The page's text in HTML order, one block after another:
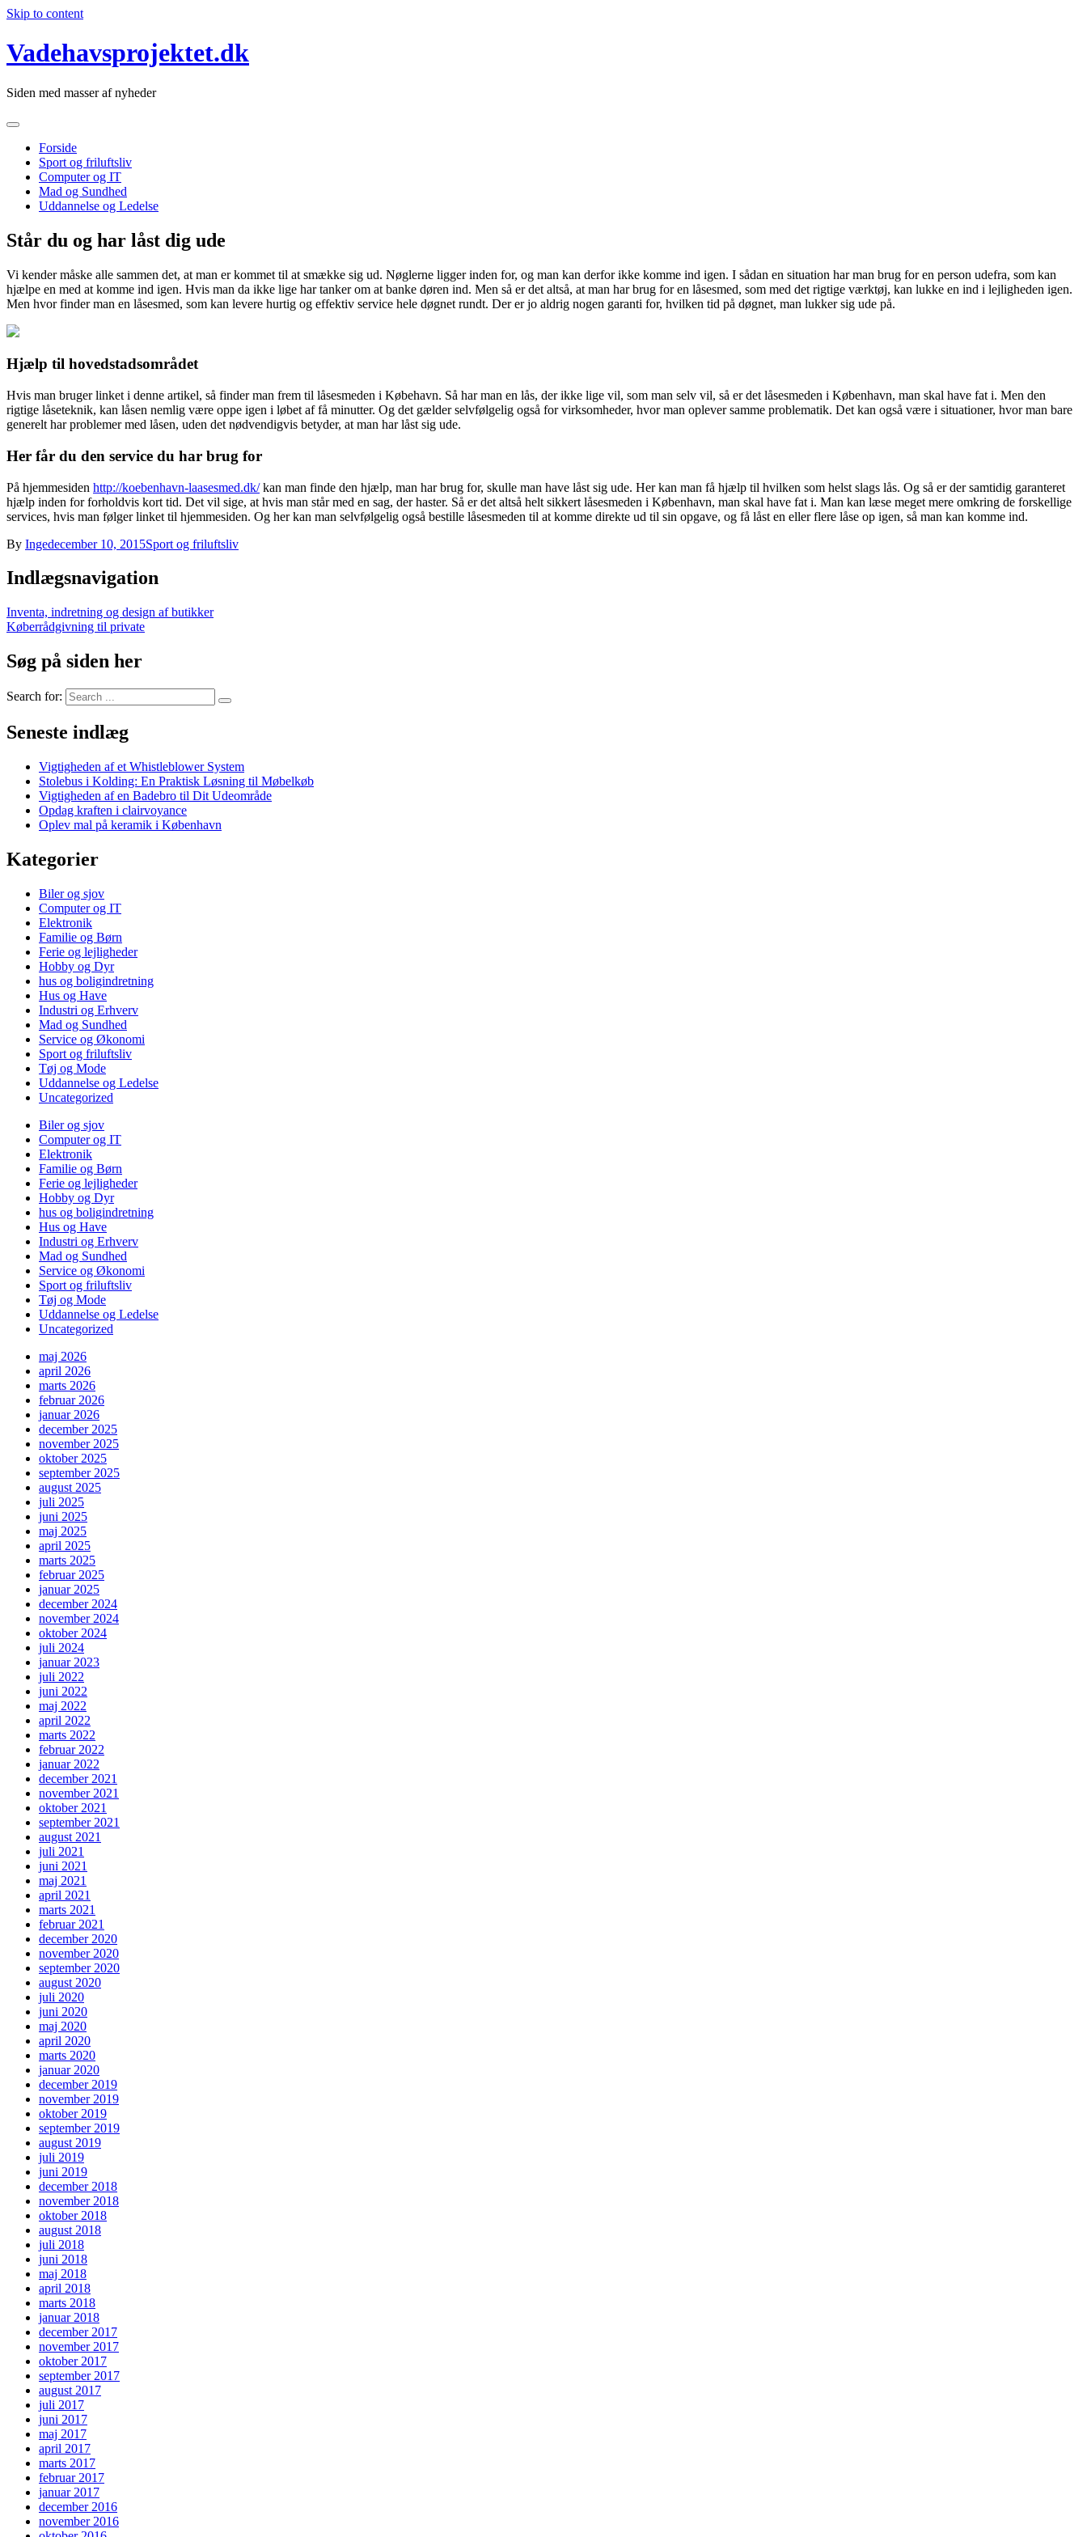
Skip to content
Vadehavsprojektet.dk
Siden med masser af nyheder
Forside
Sport og friluftsliv
Computer og IT
Mad og Sundhed
Uddannelse og Ledelse
Står du og har låst dig ude
Vi kender måske alle sammen det, at man er kommet til at smække sig ud. Nøglerne ligger inden for, og man kan derfor ikke komme ind igen. I sådan en situation har man brug for en person udefra, som kan
hjælpe en med at komme ind igen. Hvis man da ikke lige har tanker om at banke døren ind. Men så er det altså, at man har brug for en låsesmed, som med det rigtige værktøj, kan lukke en ind i lejligheden igen.
Men hvor finder man en låsesmed, som kan levere hurtig og effektiv service hele døgnet rundt. Der er jo aldrig nogen garanti for, hvilken tid på døgnet, man lukker sig ude på.
Hjælp til hovedstadsområdet
Hvis man bruger linket i denne artikel, så finder man frem til låsesmeden i Købehavn. Så har man en lås, der ikke lige vil, som man selv vil, så er det låsesmeden i København, man skal have fat i. Men den
rigtige låseteknik, kan låsen nemlig være oppe igen i løbet af få minutter. Og det gælder selvfølgelig også for virksomheder, hvor man oplever samme problematik. Det kan også være i situationer, hvor man bare
generelt har problemer med låsen, uden det nødvendigvis betyder, at man har låst sig ude.
Her får du den service du har brug for
På hjemmesiden http://koebenhavn-laasesmed.dk/kan man finde den hjælp, man har brug for, skulle man have låst sig ude. Her kan man få hjælp til hvilken som helst slags lås. Og så er der samtidig garanteret
hjælp inden for forholdvis kort tid. Det vil sige, at hvis man står med en sag, der haster. Så er det altså helt sikkert låsesmeden i København, man skal have fat i. Man kan læse meget mere omkring de forskellige
services, hvis man følger linket til hjemmesiden. Og her kan man selvfølgelig også bestille låsesmeden til at komme direkte ud til sin opgave, og få låst en eller flere låse op igen, så man kan komme ind.
By Ingedecember 10, 2015Sport og friluftsliv
Indlægsnavigation
Inventa, indretning og design af butikker
Køberrådgivning til private
Søg på siden her
Search for:
Seneste indlæg
Vigtigheden af et Whistleblower System
Stolebus i Kolding: En Praktisk Løsning til Møbelkøb
Vigtigheden af en Badebro til Dit Udeområde
Opdag kraften i clairvoyance
Oplev mal på keramik i København
Kategorier
Biler og sjov
Computer og IT
Elektronik
Familie og Børn
Ferie og lejligheder
Hobby og Dyr
hus og boligindretning
Hus og Have
Industri og Erhverv
Mad og Sundhed
Service og Økonomi
Sport og friluftsliv
Tøj og Mode
Uddannelse og Ledelse
Uncategorized
Biler og sjov
Computer og IT
Elektronik
Familie og Børn
Ferie og lejligheder
Hobby og Dyr
hus og boligindretning
Hus og Have
Industri og Erhverv
Mad og Sundhed
Service og Økonomi
Sport og friluftsliv
Tøj og Mode
Uddannelse og Ledelse
Uncategorized
maj 2026
april 2026
marts 2026
februar 2026
januar 2026
december 2025
november 2025
oktober 2025
september 2025
august 2025
juli 2025
juni 2025
maj 2025
april 2025
marts 2025
februar 2025
januar 2025
december 2024
november 2024
oktober 2024
juli 2024
januar 2023
juli 2022
juni 2022
maj 2022
april 2022
marts 2022
februar 2022
januar 2022
december 2021
november 2021
oktober 2021
september 2021
august 2021
juli 2021
juni 2021
maj 2021
april 2021
marts 2021
februar 2021
december 2020
november 2020
september 2020
august 2020
juli 2020
juni 2020
maj 2020
april 2020
marts 2020
januar 2020
december 2019
november 2019
oktober 2019
september 2019
august 2019
juli 2019
juni 2019
december 2018
november 2018
oktober 2018
august 2018
juli 2018
juni 2018
maj 2018
april 2018
marts 2018
januar 2018
december 2017
november 2017
oktober 2017
september 2017
august 2017
juli 2017
juni 2017
maj 2017
april 2017
marts 2017
februar 2017
januar 2017
december 2016
november 2016